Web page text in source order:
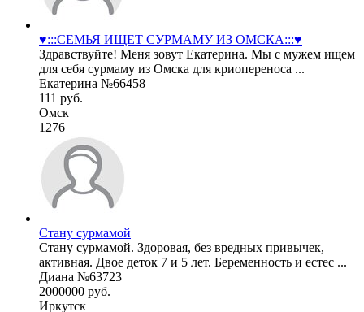
♥️:::СЕМЬЯ ИЩЕТ СУРМАМУ ИЗ ОМСКА:::♥️
Здравствуйте! Меня зовут Екатерина. Мы с мужем ищем
для себя сурмаму из Омска для криопереноса ...
Екатерина №66458
111 руб.
Омск
1276
Стану сурмамой
Стану сурмамой. Здоровая, без вредных привычек,
активная. Двое деток 7 и 5 лет. Беременность и естес ...
Диана №63723
2000000 руб.
Иркутск